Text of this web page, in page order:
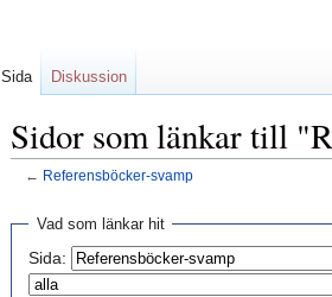
Sidor som länkar till
← Referensböcker-svamp
Hoppa
navigering
Hoppa
sök
Vad som länkar hit
Sida:
Sida Diskussion